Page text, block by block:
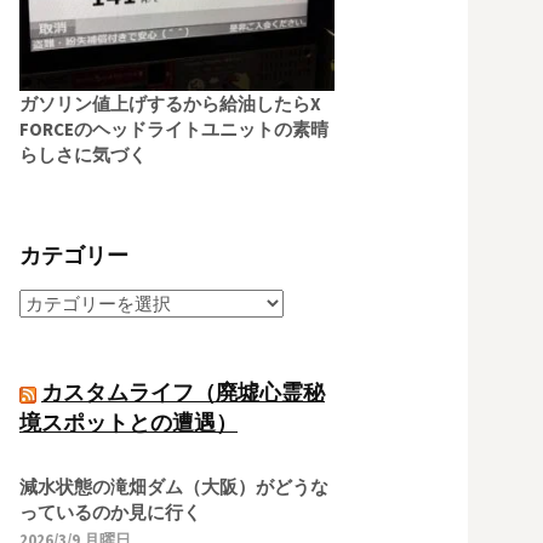
ガソリン値上げするから給油したらX
FORCEのヘッドライトユニットの素晴
らしさに気づく
カテゴリー
カスタムライフ（廃墟心霊秘
境スポットとの遭遇）
減水状態の滝畑ダム（大阪）がどうな
っているのか見に行く